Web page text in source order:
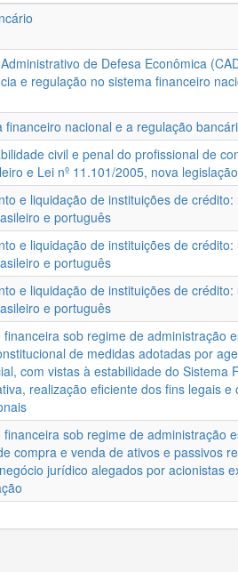
de Defesa Econômica
e regulação no sistema financeiro
financeiro nacional e a regulação
civil e penal do profissional de
e Lei nº 11.101/2005, nova
e liquidação de instituições de
e português
e liquidação de instituições de
e português
e liquidação de instituições de
e português
financeira sob regime de administração
de medidas adotadas por
com vistas à estabilidade do Sistema
realização eficiente dos fins legais
financeira sob regime de administração
compra e venda de ativos e passivos
jurídico alegados por acionistas